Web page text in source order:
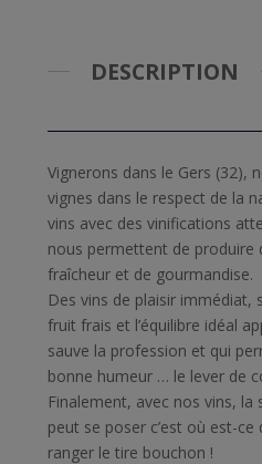
DESCRIPTION
Vignerons dans le Gers (32),
vignes dans le respect de la
vins avec des vinifications
nous permettent de produire
fraîcheur et de gourmandise.
Des vins de plaisir immédiat,
fruit frais et l’équilibre idéal
sauve la profession et qui
bonne humeur … le lever de
Finalement, avec nos vins, la
peut se poser c’est où est-ce
ranger le tire bouchon !